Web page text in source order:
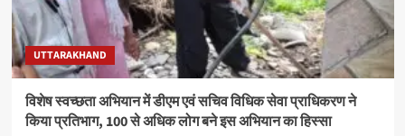
UTTARAKHAND
विशेष स्वच्छता अभियान में डीएम एवं सचिव विधिक सेवा प्राधिकरण ने
किया प्रतिभाग, 100 से अधिक लोग बने इस अभियान का हिस्सा